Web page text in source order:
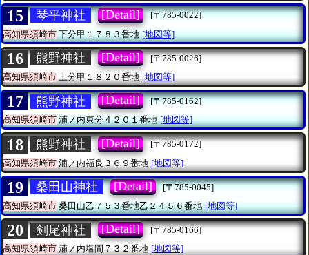
15 琴平神社 [Detail]
[〒785-0022]
高知県須崎市下分甲１７８３番地 [地図等]
16 熊野神社 [Detail]
[〒785-0026]
高知県須崎市 上分甲１８２０番地 [地図等]
17 熊野神社 [Detail]
[〒785-0162]
高知県須崎市浦ノ内東分４２０１番地 [地図等]
18 熊野神社 [Detail]
[〒785-0172]
高知県須崎市 浦ノ内福良３６９番地 [地図等]
19 桑田山神社 [Detail]
[〒785-0045]
高知県須崎市桑田山乙７５３番地乙２４５６番地 [地図等]
20 剣尾神社 [Detail]
[〒785-0166]
高知県須崎市浦ノ内塩間７３２番地 [地図等]